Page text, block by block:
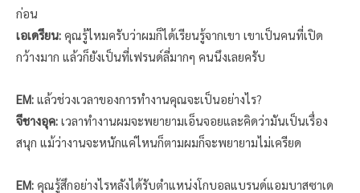
ก่อน
เอเดรียน: คุณรู้ไหมครับว่าผมก็ได้เรียนรู้จากเขา เขาเป็นคนที่เปิด
กว้างมาก แล้วก็ยังเป็นที่เฟรนด์ลี่มากๆ คนนึงเลยครับ
EM: แล้วช่วงเวลาของการทำงานคุณจะเป็นอย่างไร?
จีชางอุค: เวลาทำงานผมจะพยายามเอ็นจอยและคิดว่ามันเป็นเรื่อง
สนุก แม้ว่างานจะหนักแค่ไหนก็ตามผมก็จะพยายามไม่เครียด
EM: คุณรู้สึกอย่างไรหลังได้รับตำแหน่งโกบอลแบรนด์แอมบาสซาเด